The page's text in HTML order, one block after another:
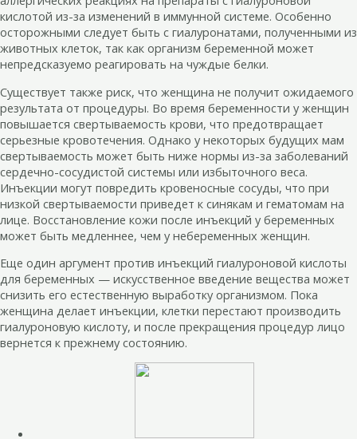
кислотой из-за изменений в иммунной системе. Особенно
осторожными следует быть с гиалуронатами, полученными из
животных клеток, так как организм беременной может
непредсказуемо реагировать на чуждые белки.
Существует также риск, что женщина не получит ожидаемого
результата от процедуры. Во время беременности у женщин
повышается свертываемость крови, что предотвращает
серьезные кровотечения. Однако у некоторых будущих мам
свертываемость может быть ниже нормы из-за заболеваний
сердечно-сосудистой системы или избыточного веса.
Инъекции могут повредить кровеносные сосуды, что при
низкой свертываемости приведет к синякам и гематомам на
лице. Восстановление кожи после инъекций у беременных
может быть медленнее, чем у небеременных женщин.
Еще один аргумент против инъекций гиалуроновой кислоты
для беременных — искусственное введение вещества может
снизить его естественную выработку организмом. Пока
женщина делает инъекции, клетки перестают производить
гиалуроновую кислоту, и после прекращения процедур лицо
вернется к прежнему состоянию.